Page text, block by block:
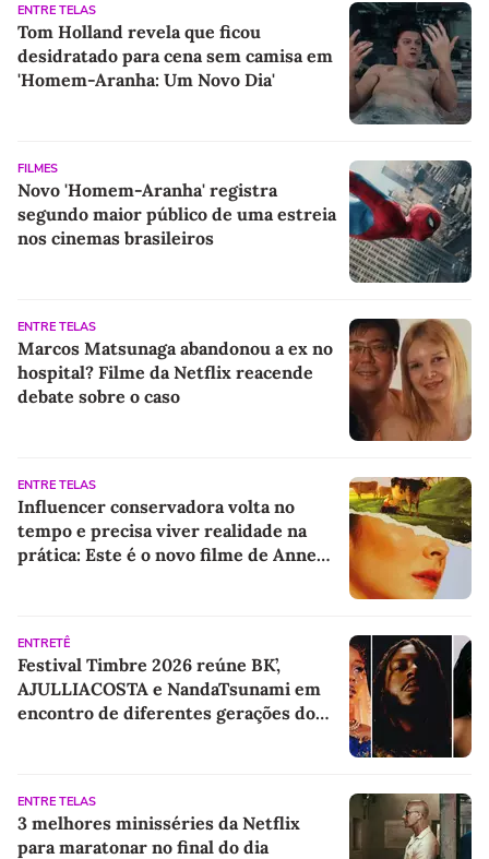
ENTRE TELAS
Tom Holland revela que ficou
desidratado para cena sem camisa em
'Homem-Aranha: Um Novo Dia'
FILMES
Novo 'Homem-Aranha' registra
segundo maior público de uma estreia
nos cinemas brasileiros
ENTRE TELAS
Marcos Matsunaga abandonou a ex no
hospital? Filme da Netflix reacende
debate sobre o caso
ENTRE TELAS
Influencer conservadora volta no
tempo e precisa viver realidade na
prática: Este é o novo filme de Anne
ENTRETÊ
Festival Timbre 2026 reúne BK’,
AJULLIACOSTA e NandaTsunami em
encontro de diferentes gerações do
ENTRE TELAS
3 melhores minisséries da Netflix
para maratonar no final do dia